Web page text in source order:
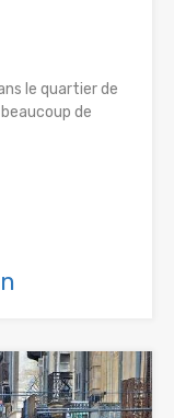
le quartier de
de